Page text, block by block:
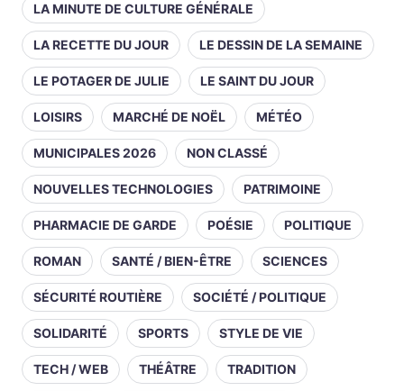
LA MINUTE DE CULTURE GÉNÉRALE
LA RECETTE DU JOUR LE DESSIN DE LA SEMAINE
LE POTAGER DE JULIE LE SAINT DU JOUR
LOISIRS MARCHÉ DE NOËL MÉTÉO
MUNICIPALES 2026 NON CLASSÉ
NOUVELLES TECHNOLOGIES PATRIMOINE
PHARMACIE DE GARDE POÉSIE POLITIQUE
ROMAN SANTÉ / BIEN-ÊTRE SCIENCES
SÉCURITÉ ROUTIÈRE SOCIÉTÉ / POLITIQUE
SOLIDARITÉ SPORTS STYLE DE VIE
TECH / WEB THÉÂTRE TRADITION